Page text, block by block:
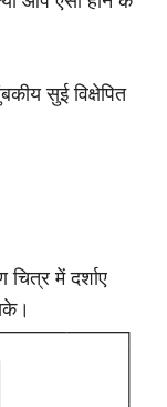
सुई विक्षेपित
चित्र में दर्शाए